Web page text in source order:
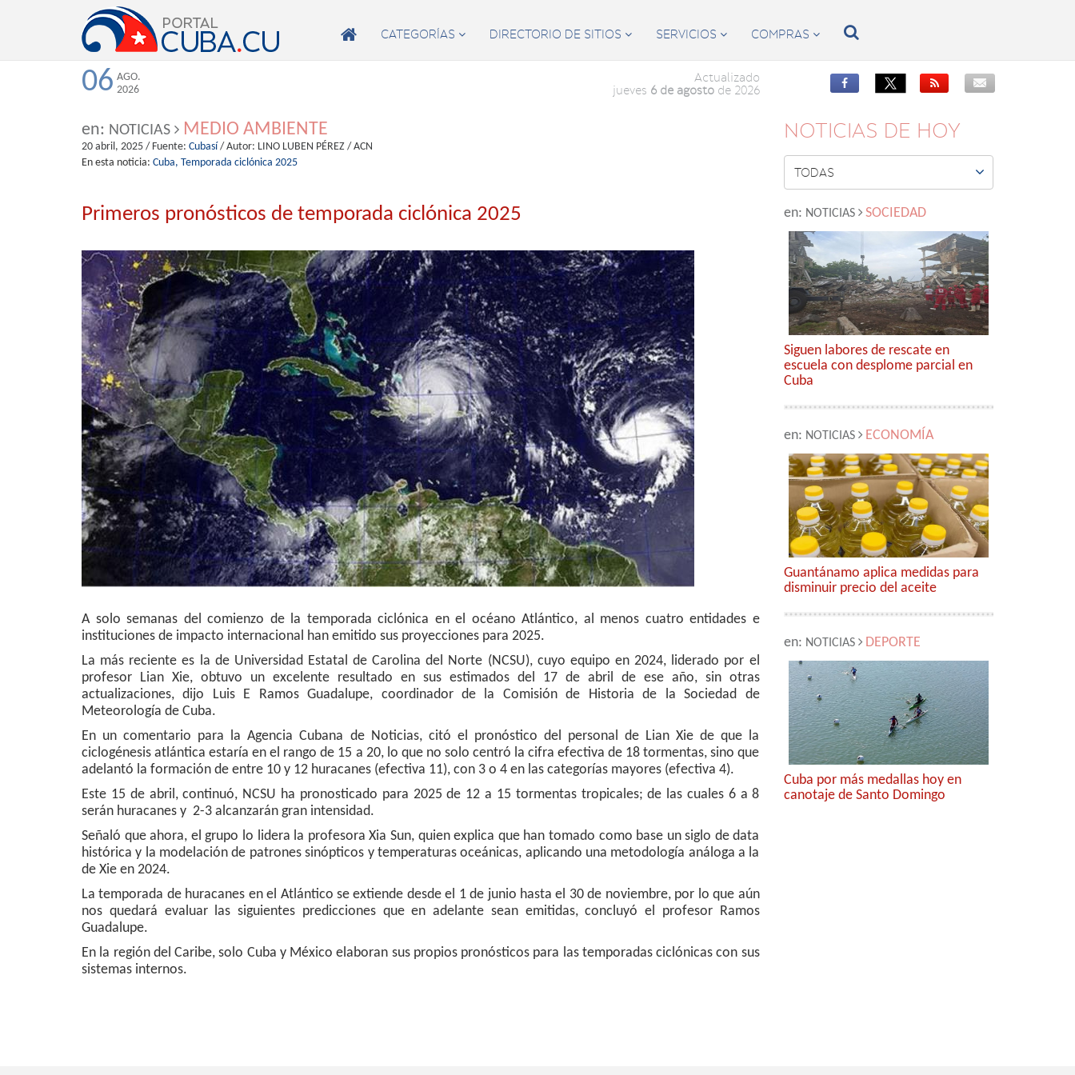
 CATEGORÍAS  DIRECTORIO DE SITIOS  SERVICIOS  COMPRAS  
06 AGO.
2026
Actualizado
jueves 6 de agostode 2026


en: NOTICIAS MEDIO AMBIENTE
20 abril, 2025 / Fuente: Cubasí / Autor: LINO LUBEN PÉREZ / ACN
En esta noticia: Cuba, Temporada ciclónica 2025
Primeros pronósticos de temporada ciclónica 2025
A solo semanas del comienzo de la temporada ciclónica en el océano Atlántico, al menos cuatro entidades e
instituciones de impacto internacional han emitido sus proyecciones para 2025.
La más reciente es la de Universidad Estatal de Carolina del Norte (NCSU), cuyo equipo en 2024, liderado por el
profesor Lian Xie, obtuvo un excelente resultado en sus estimados del 17 de abril de ese año, sin otras
actualizaciones, dijo Luis E Ramos Guadalupe, coordinador de la Comisión de Historia de la Sociedad de
Meteorología de Cuba.
En un comentario para la Agencia Cubana de Noticias, citó el pronóstico del personal de Lian Xie de que la
ciclogénesis atlántica estaría en el rango de 15 a 20, lo que no solo centró la cifra efectiva de 18 tormentas, sino que
adelantó la formación de entre 10 y 12 huracanes (efectiva 11), con 3 o 4 en las categorías mayores (efectiva 4).
Este 15 de abril, continuó, NCSU ha pronosticado para 2025 de 12 a 15 tormentas tropicales; de las cuales 6 a 8
serán huracanes y 2-3 alcanzarán gran intensidad.
Señaló que ahora, el grupo lo lidera la profesora Xia Sun, quien explica que han tomado como base un siglo de data
histórica y la modelación de patrones sinópticos y temperaturas oceánicas, aplicando una metodología análoga a la
de Xie en 2024.
La temporada de huracanes en el Atlántico se extiende desde el 1 de junio hasta el 30 de noviembre, por lo que aún
nos quedará evaluar las siguientes predicciones que en adelante sean emitidas, concluyó el profesor Ramos
Guadalupe.
En la región del Caribe, solo Cuba y México elaboran sus propios pronósticos para las temporadas ciclónicas con sus
sistemas internos.
NOTICIAS DE HOY
TODAS 
en: NOTICIAS SOCIEDAD
Siguen labores de rescate en
escuela con desplome parcial en
Cuba
en: NOTICIAS ECONOMÍA
Guantánamo aplica medidas para
disminuir precio del aceite
en: NOTICIAS DEPORTE
Cuba por más medallas hoy en
canotaje de Santo Domingo